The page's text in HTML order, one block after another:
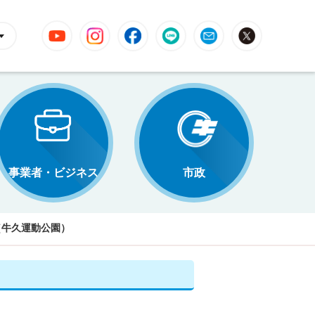
YouTube InstagramFacebookLINE Mail
事業者・ビジネス 市政
久運動公園）